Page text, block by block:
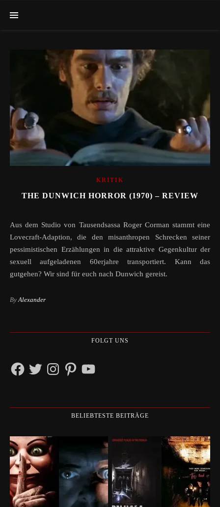
KRITIK
THE DUNWICH HORROR (1970) – REVIEW
Aus dem Studio von Tausendsassa Roger Corman stammt eine
Lovecraft-Adaption, die den misanthropen Schrecken seiner
pessimistischen Erzählungen in die attraktive Gegenkultur der
sexuell aufgeladenen 60erjahre transportiert. Kann das
gutgehen? Wir sind für euch nach Dunwich gereist.
By Alexander
FOLGT UNS
FacebookTwitterInstagramPinterestYouTube
BELIEBTESTE BEITRÄGE